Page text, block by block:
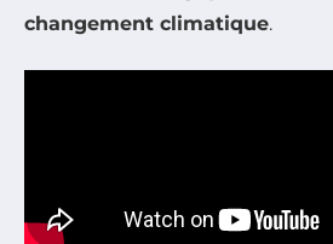
changement climatique.